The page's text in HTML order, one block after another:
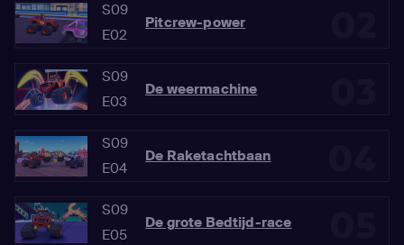
S09
E02
Pitcrew-power
S09
E03
De weermachine
S09
E04
De Raketachtbaan
S09
E05
De grote Bedtijd-race